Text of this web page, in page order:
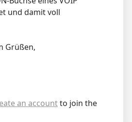
und damit voll
Grüßen,
an accountto join the